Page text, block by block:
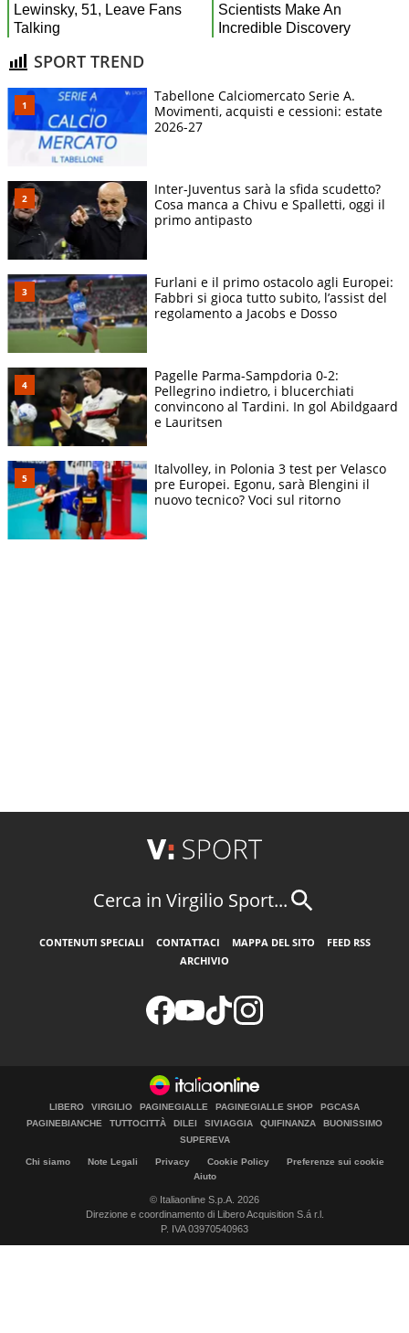
SPORT TREND
Tabellone Calciomercato Serie A.
Movimenti, acquisti e cessioni: estate
2026-27
Inter-Juventus sarà la sfida scudetto?
Cosa manca a Chivu e Spalletti, oggi il
primo antipasto
Furlani e il primo ostacolo agli Europei:
Fabbri si gioca tutto subito, l’assist del
regolamento a Jacobs e Dosso
Pagelle Parma-Sampdoria 0-2:
Pellegrino indietro, i blucerchiati
convincono al Tardini. In gol Abildgaard
e Lauritsen
Italvolley, in Polonia 3 test per Velasco
pre Europei. Egonu, sarà Blengini il
nuovo tecnico? Voci sul ritorno
Cerca in Virgilio Sport...
CONTENUTI SPECIALI CONTATTACI MAPPA DEL SITO
FEED RSS
ARCHIVIO
LIBERO VIRGILIO PAGINEGIALLE PAGINEGIALLE SHOP
PGCASA
PAGINEBIANCHE
TUTTOCITTÀ DILEI SIVIAGGIA QUIFINANZA
BUONISSIMO
SUPEREVA
Chi siamo Note Legali Privacy Cookie Policy
Preferenze sui cookie
Aiuto
© Italiaonline S.p.A. 2026
Direzione e coordinamento di Libero Acquisition S.á r.l.
P. IVA 03970540963